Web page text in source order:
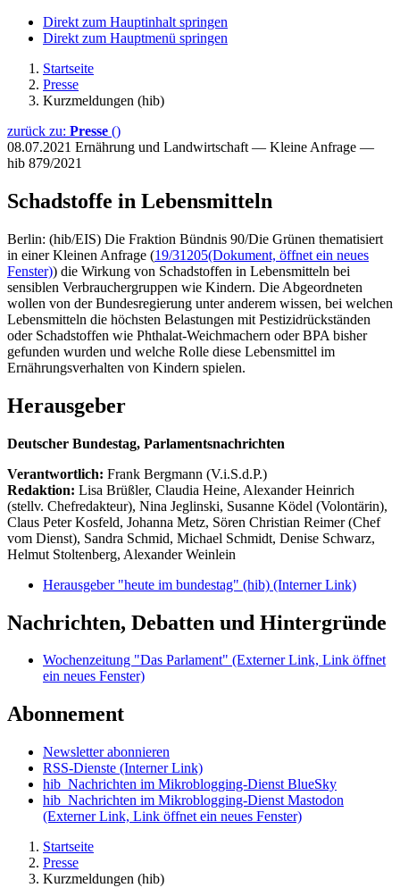
Direkt zum Hauptinhalt springen
Direkt zum Hauptmenü springen
Startseite
Presse
Kurzmeldungen (hib)
zurück zu: Presse ()
08.07.2021 Ernährung und Landwirtschaft — Kleine Anfrage —
hib 879/2021
Schadstoffe in Lebensmitteln
Berlin: (hib/EIS) Die Fraktion Bündnis 90/Die Grünen thematisiert
in einer Kleinen Anfrage (19/31205(Dokument, öffnet ein neues
Fenster)) die Wirkung von Schadstoffen in Lebensmitteln bei
sensiblen Verbrauchergruppen wie Kindern. Die Abgeordneten
wollen von der Bundesregierung unter anderem wissen, bei welchen
Lebensmitteln die höchsten Belastungen mit Pestizidrückständen
oder Schadstoffen wie Phthalat-Weichmachern oder BPA bisher
gefunden wurden und welche Rolle diese Lebensmittel im
Ernährungsverhalten von Kindern spielen.
Herausgeber
Deutscher Bundestag, Parlamentsnachrichten
Verantwortlich: Frank Bergmann (V.i.S.d.P.)
Redaktion: Lisa Brüßler, Claudia Heine, Alexander Heinrich
(stellv. Chefredakteur), Nina Jeglinski, Susanne Ködel (Volontärin),
Claus Peter Kosfeld, Johanna Metz, Sören Christian Reimer (Chef
vom Dienst), Sandra Schmid, Michael Schmidt, Denise Schwarz,
Helmut Stoltenberg, Alexander Weinlein
Herausgeber "heute im bundestag" (hib) (Interner Link)
Nachrichten, Debatten und Hintergründe
Wochenzeitung "Das Parlament" (Externer Link, Link öffnet
ein neues Fenster)
Abonnement
Newsletter abonnieren
RSS-Dienste (Interner Link)
hib_Nachrichten im Mikroblogging-Dienst BlueSky
hib_Nachrichten im Mikroblogging-Dienst Mastodon
(Externer Link, Link öffnet ein neues Fenster)
Startseite
Presse
Kurzmeldungen (hib)